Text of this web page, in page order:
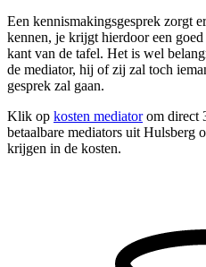
Een kennismakingsgesprek zorgt
kennen, je krijgt hierdoor een
kant van de tafel. Het is wel
de mediator, hij of zij zal toch
gesprek zal gaan.
Klik op kosten mediatorom direct
betaalbare mediators uit Hulsberg
krijgen in de kosten.